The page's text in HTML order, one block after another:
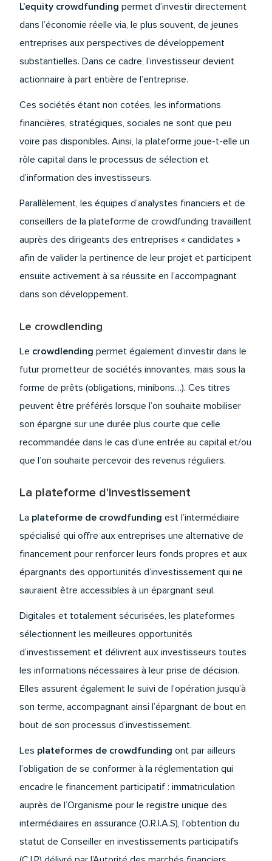
L’equity crowdfunding permet d’investir directement
dans l’économie réelle via, le plus souvent, de jeunes
entreprises aux perspectives de développement
substantielles. Dans ce cadre, l’investisseur devient
actionnaire à part entière de l’entreprise.
Ces sociétés étant non cotées, les informations
financières, stratégiques, sociales ne sont que peu
voire pas disponibles. Ainsi, la plateforme joue-t-elle un
rôle capital dans le processus de sélection et
d’information des investisseurs.
Parallèlement, les équipes d’analystes financiers et de
conseillers de la plateforme de crowdfunding travaillent
auprès des dirigeants des entreprises « candidates »
afin de valider la pertinence de leur projet et participent
ensuite activement à sa réussite en l’accompagnant
dans son développement.
Le crowdlending
Le crowdlending permet également d’investir dans le
futur prometteur de sociétés innovantes, mais sous la
forme de prêts (obligations, minibons…). Ces titres
peuvent être préférés lorsque l’on souhaite mobiliser
son épargne sur une durée plus courte que celle
recommandée dans le cas d’une entrée au capital et/ou
que l’on souhaite percevoir des revenus réguliers.
La plateforme d'investissement
La plateforme de crowdfunding est l’intermédiaire
spécialisé qui offre aux entreprises une alternative de
financement pour renforcer leurs fonds propres et aux
épargnants des opportunités d’investissement qui ne
sauraient être accessibles à un épargnant seul.
Digitales et totalement sécurisées, les plateformes
sélectionnent les meilleures opportunités
d’investissement et délivrent aux investisseurs toutes
les informations nécessaires à leur prise de décision.
Elles assurent également le suivi de l’opération jusqu’à
son terme, accompagnant ainsi l’épargnant de bout en
bout de son processus d’investissement.
Les plateformes de crowdfunding ont par ailleurs
l’obligation de se conformer à la réglementation qui
encadre le financement participatif : immatriculation
auprès de l’Organisme pour le registre unique des
intermédiaires en assurance (O.R.I.A.S), l’obtention du
statut de Conseiller en investissements participatifs